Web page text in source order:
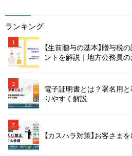
ランキング
1
【生前贈与の基本】贈与税
ントを解説｜地方公務員
2
電子証明書とは？署名用
りやすく解説
3
【カスハラ対策】お客さま